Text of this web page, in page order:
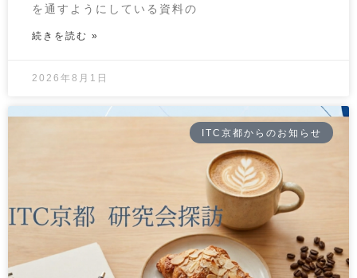
を通すようにしている資料の
続きを読む »
2026年8月1日
ITC京都からのお知らせ